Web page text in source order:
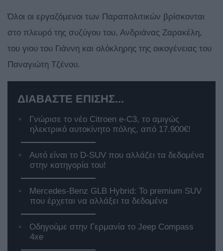
Όλοι οι εργαζόμενοι των Παραπολιτικών βρίσκονται
στο πλευρό της συζύγου του, Ανδριάνας Ζαρακέλη,
του γιου του Γιάννη και ολόκληρης της οικογένειας του
Παναγιώτη Τζένου.
ΔΙΑΒΑΣΤΕ ΕΠΙΣΗΣ...
Γνώρισε το νέο Citroen e-C3, το αμιγώς
ηλεκτρικό αυτοκίνητο πόλης, από 17.900€!
Αυτό είναι το D-SUV που αλλάζει τα δεδομένα
στην κατηγορία του!
Mercedes-Benz GLB Hybrid: Το premium SUV
που έρχεται να αλλάξει τα δεδομένα
Οδηγούμε στην Γερμανία το Jeep Compass
4xe